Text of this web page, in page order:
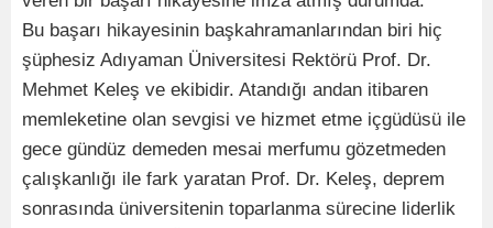
Bu başarı hikayesinin başkahramanlarından biri hiç
şüphesiz Adıyaman Üniversitesi Rektörü Prof. Dr.
Mehmet Keleş ve ekibidir. Atandığı andan itibaren
memleketine olan sevgisi ve hizmet etme içgüdüsü ile
gece gündüz demeden mesai merfumu gözetmeden
çalışkanlığı ile fark yaratan Prof. Dr. Keleş, deprem
sonrasında üniversitenin toparlanma sürecine liderlik